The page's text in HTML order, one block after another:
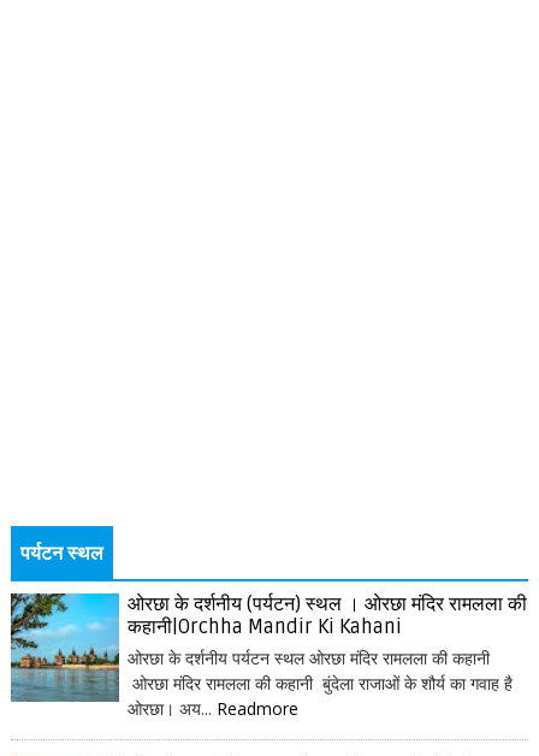
पर्यटन स्थल
ओरछा के दर्शनीय (पर्यटन) स्थल । ओरछा मंदिर रामलला की
कहानी|Orchha Mandir Ki Kahani
ओरछा के दर्शनीय पर्यटन स्थल ओरछा मंदिर रामलला की कहानी
ओरछा मंदिर रामलला की कहानी बुंदेला राजाओं के शौर्य का गवाह है
ओरछा। अय... Readmore